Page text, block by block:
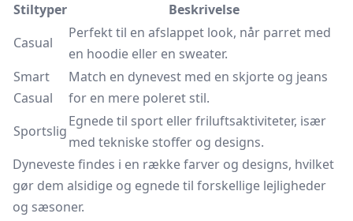
Stiltyper
Beskrivelse
Casual
Perfekt til en afslappet look, når parret med
en hoodie eller en sweater.
Smart
Casual
Match en dynevest med en skjorte og jeans
for en mere poleret stil.
Sportslig
Egnede til sport eller friluftsaktiviteter, især
med tekniske stoffer og designs.
Dyneveste findes i en række farver og designs, hvilket
gør dem alsidige og egnede til forskellige lejligheder
og sæsoner.